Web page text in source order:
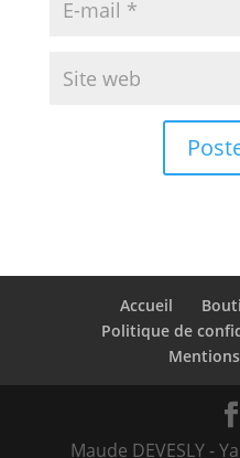
Accueil
Politique de
Maude DEVESLY -